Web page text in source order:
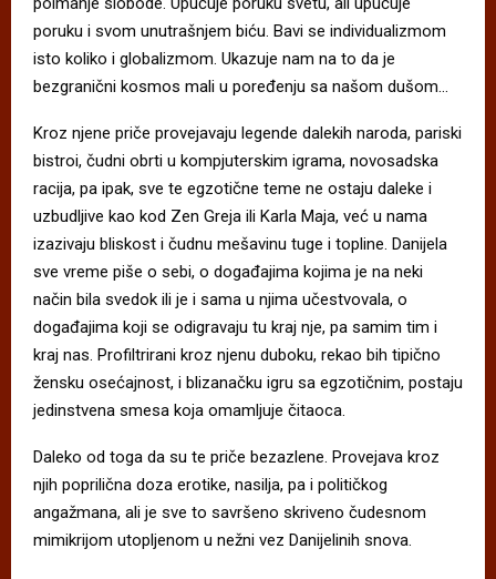
poruku i svom unutrašnjem biću. Bavi se individualizmom
isto koliko i globalizmom. Ukazuje nam na to da je
bezgranični kosmos mali u poređenju sa našom dušom…
Kroz njene priče provejavaju legende dalekih naroda, pariski
bistroi, čudni obrti u kompjuterskim igrama, novosadska
racija, pa ipak, sve te egzotične teme ne ostaju daleke i
uzbudljive kao kod Zen Greja ili Karla Maja, već u nama
izazivaju bliskost i čudnu mešavinu tuge i topline. Danijela
sve vreme piše o sebi, o događajima kojima je na neki
način bila svedok ili je i sama u njima učestvovala, o
događajima koji se odigravaju tu kraj nje, pa samim tim i
kraj nas. Profiltrirani kroz njenu duboku, rekao bih tipično
žensku osećajnost, i blizanačku igru sa egzotičnim, postaju
jedinstvena smesa koja omamljuje čitaoca.
Daleko od toga da su te priče bezazlene. Provejava kroz
njih poprilična doza erotike, nasilja, pa i političkog
angažmana, ali je sve to savršeno skriveno čudesnom
mimikrijom utopljenom u nežni vez Danijelinih snova.